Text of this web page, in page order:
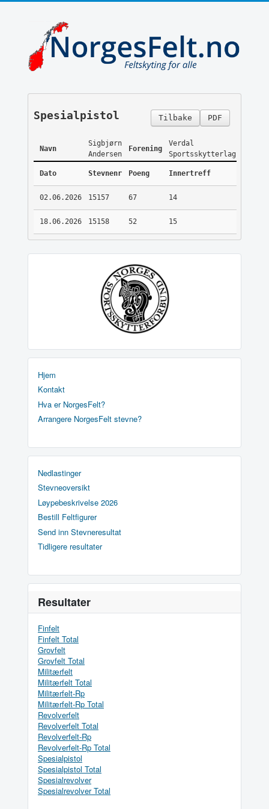
PDF
Tilbake
Spesialpistol
Navn
Sigbjørn
Andersen
Forening
Verdal
Sportsskytterlag
Dato Stevnenr Poeng Innertreff
02.06.2026 15157 67 14
18.06.2026 15158 52 15
Hjem
Kontakt
Hva er NorgesFelt?
Arrangere NorgesFelt stevne?
Nedlastinger
Stevneoversikt
Løypebeskrivelse 2026
Bestill Feltfigurer
Send inn Stevneresultat
Tidligere resultater
Resultater
Finfelt
Finfelt Total
Grovfelt
Grovfelt Total
Militærfelt
Militærfelt Total
Militærfelt-Rp
Militærfelt-Rp Total
Revolverfelt
Revolverfelt Total
Revolverfelt-Rp
Revolverfelt-Rp Total
Spesialpistol
Spesialpistol Total
Spesialrevolver
Spesialrevolver Total